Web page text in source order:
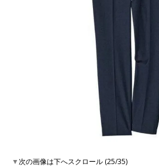
▼次の画像は下へスクロール (25/35)